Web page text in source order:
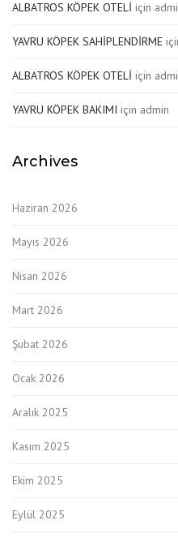
ALBATROS KÖPEK OTELİ için
YAVRU KÖPEK SAHİPLENDİRME
ALBATROS KÖPEK OTELİ için
YAVRU KÖPEK BAKIMI için admin
Archives
Haziran 2026
Mayıs 2026
Nisan 2026
Mart 2026
Şubat 2026
Ocak 2026
Aralık 2025
Kasım 2025
Ekim 2025
Eylül 2025